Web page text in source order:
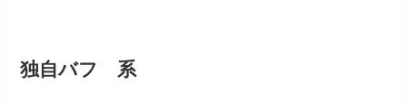
独自バフ 系